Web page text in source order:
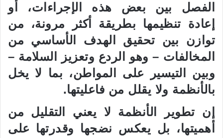
الفصل بين بعض هذه الإجراءات، أو
إعادة تنظيمها بطريقة أكثر مرونة، من
توازن بين تحقيق الهدف الأساسي من
المخالفات – وهو الردع وتعزيز السلامة –
وبين التيسير على المواطن، بما لا يخل
بالأنظمة ولا يقلل من فاعليتها.
إن تطوير الأنظمة لا يعني التقليل من
أهميتها، بل يعكس نضجها وقدرتها على